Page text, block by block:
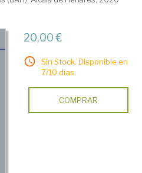
20,00 €
Sin Stock. Disponible en
7/10 días.
COMPRAR